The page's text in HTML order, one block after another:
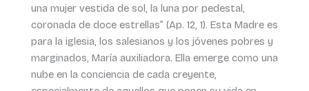
una mujer vestida de sol, la luna por pedestal,
coronada de doce estrellas” (Ap. 12, 1). Esta Madre es
para la iglesia, los salesianos y los jóvenes pobres y
marginados, María auxiliadora. Ella emerge como una
nube en la conciencia de cada creyente,